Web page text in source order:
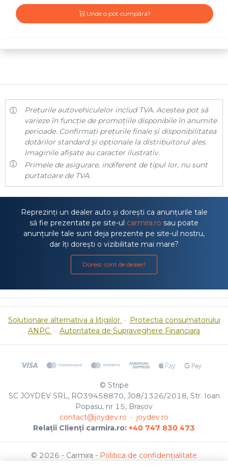
Unde o pot cumpăra?
Prețurile autovehiculelor includ TVA. Acestea pot să
varieze în funcție de promoțiile disponibile în anumite
perioade. Confirmați prețurile finale și disponibilitatea
dotărilor standard și opționale la distribuitorul ales.
Imaginile afișate au caracter ilustrativ.
Primele de asigurare, indiferent de tipul lor, nu sunt
purtatoare de TVA.
Reprezinți un dealer auto și dorești ca anunțurile tale
să fie prezentate pe site-ul carmira.ro sau poate
anunțurile tale sunt deja prezente pe site-ul nostru,
dar îți dorești o vizibilitate mai mare?
Doresc cont de dealer!
Solutionare alternativa a litigiilor · Protectia consumatorului
ANPC · Autoritatea de Supraveghere Financiara
© Stripe
SC JOYDEV SRL, RO39458870, J08/1326/2018, Str. Ioan
Popasu, nr 15, Brașov
contact@joydev.ro · joydev.ro
Relații Clienți carmira.ro: +40 747 830 473
© 2026 - Carmira - Politica de confidențialitate